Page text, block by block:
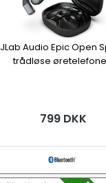
JLab Audio Epic Open
trådløse
799 DKK